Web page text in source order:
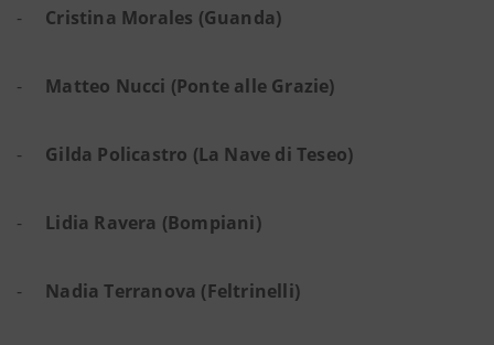
- Cristina Morales (Guanda)
- Matteo Nucci (Ponte alle Grazie)
- Gilda Policastro (La Nave di Teseo)
- Lidia Ravera (Bompiani)
- Nadia Terranova (Feltrinelli)